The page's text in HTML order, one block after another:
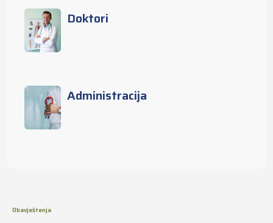
Doktori
Administracija
Obavještenja